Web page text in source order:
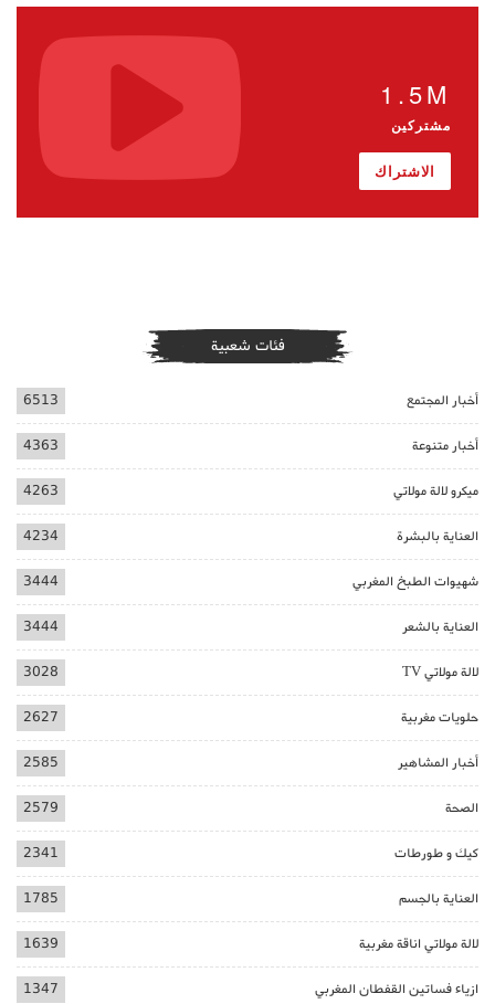
1.5M
مشتركين
الاشتراك
فئات شعبية
أخبار المجتمع 6513
أخبار متنوعة 4363
ميكرو لالة مولاتي 4263
العناية بالبشرة 4234
شهيوات الطبخ المغربي 3444
العناية بالشعر 3444
لالة مولاتي TV 3028
حلويات مغربية 2627
أخبار المشاهير 2585
الصحة 2579
كيك و طورطات 2341
العناية بالجسم 1785
لالة مولاتي اناقة مغربية 1639
ازياء فساتين القفطان المغربي 1347